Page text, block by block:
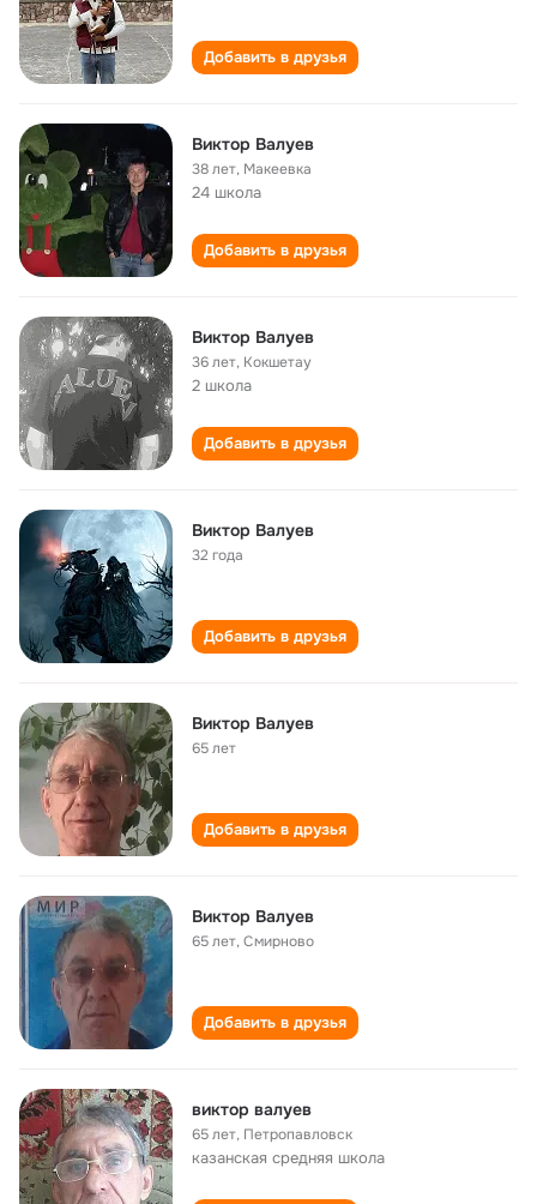
Добавить в друзья
Виктор Валуев
38 лет, Макеевка
24 школа
Добавить в друзья
Виктор Валуев
36 лет, Кокшетау
2 школа
Добавить в друзья
Виктор Валуев
32 года
Добавить в друзья
Виктор Валуев
65 лет
Добавить в друзья
Виктор Валуев
65 лет,Смирново
Добавить в друзья
виктор валуев
65 лет, Петропавловск
казанская cредняя школа